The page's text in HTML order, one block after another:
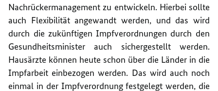
Nachrückermanagement zu entwickeln. Hierbei sollte
auch Flexibilität angewandt werden, und das wird
durch die zukünftigen Impfverordnungen durch den
Gesundheitsminister auch sichergestellt werden.
Hausärzte können heute schon über die Länder in die
Impfarbeit einbezogen werden. Das wird auch noch
einmal in der Impfverordnung festgelegt werden, die